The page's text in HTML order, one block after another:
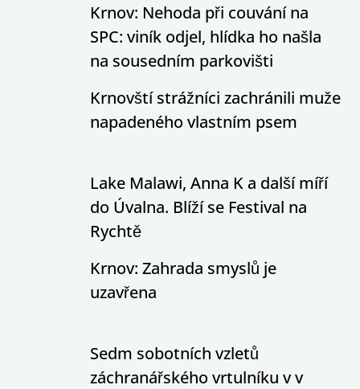
Krnov: Nehoda při couvání na
SPC: viník odjel, hlídka ho našla
na sousedním parkovišti
Krnovští strážníci zachránili muže
napadeného vlastním psem
Lake Malawi, Anna K a další míří
do Úvalna. Blíží se Festival na
Rychtě
Krnov: Zahrada smyslů je
uzavřena
Sedm sobotních vzletů
záchranářského vrtulníku v v